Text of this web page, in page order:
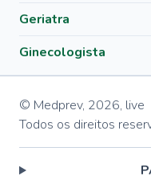
Geriatra
Ginecologista
© Medprev, 2026, live
Todos os direitos